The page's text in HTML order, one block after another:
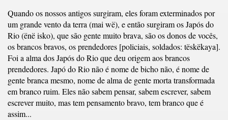
Quando os nossos antigos surgiram, eles foram exterminados por
um grande vento da terra (mai wë), e então surgiram os Japós do
Rio (ënë isko), que são gente muito brava, são os donos de vocês,
os brancos bravos, os prendedores [policiais, soldados: tëskëkaya].
Foi a alma dos Japós do Rio que deu origem aos brancos
prendedores. Japó do Rio não é nome de bicho não, é nome de
gente branca mesmo, nome de alma de gente morta transformada
em branco ruim. Eles não sabem pensar, sabem escrever, sabem
escrever muito, mas tem pensamento bravo, tem branco que é
assim...